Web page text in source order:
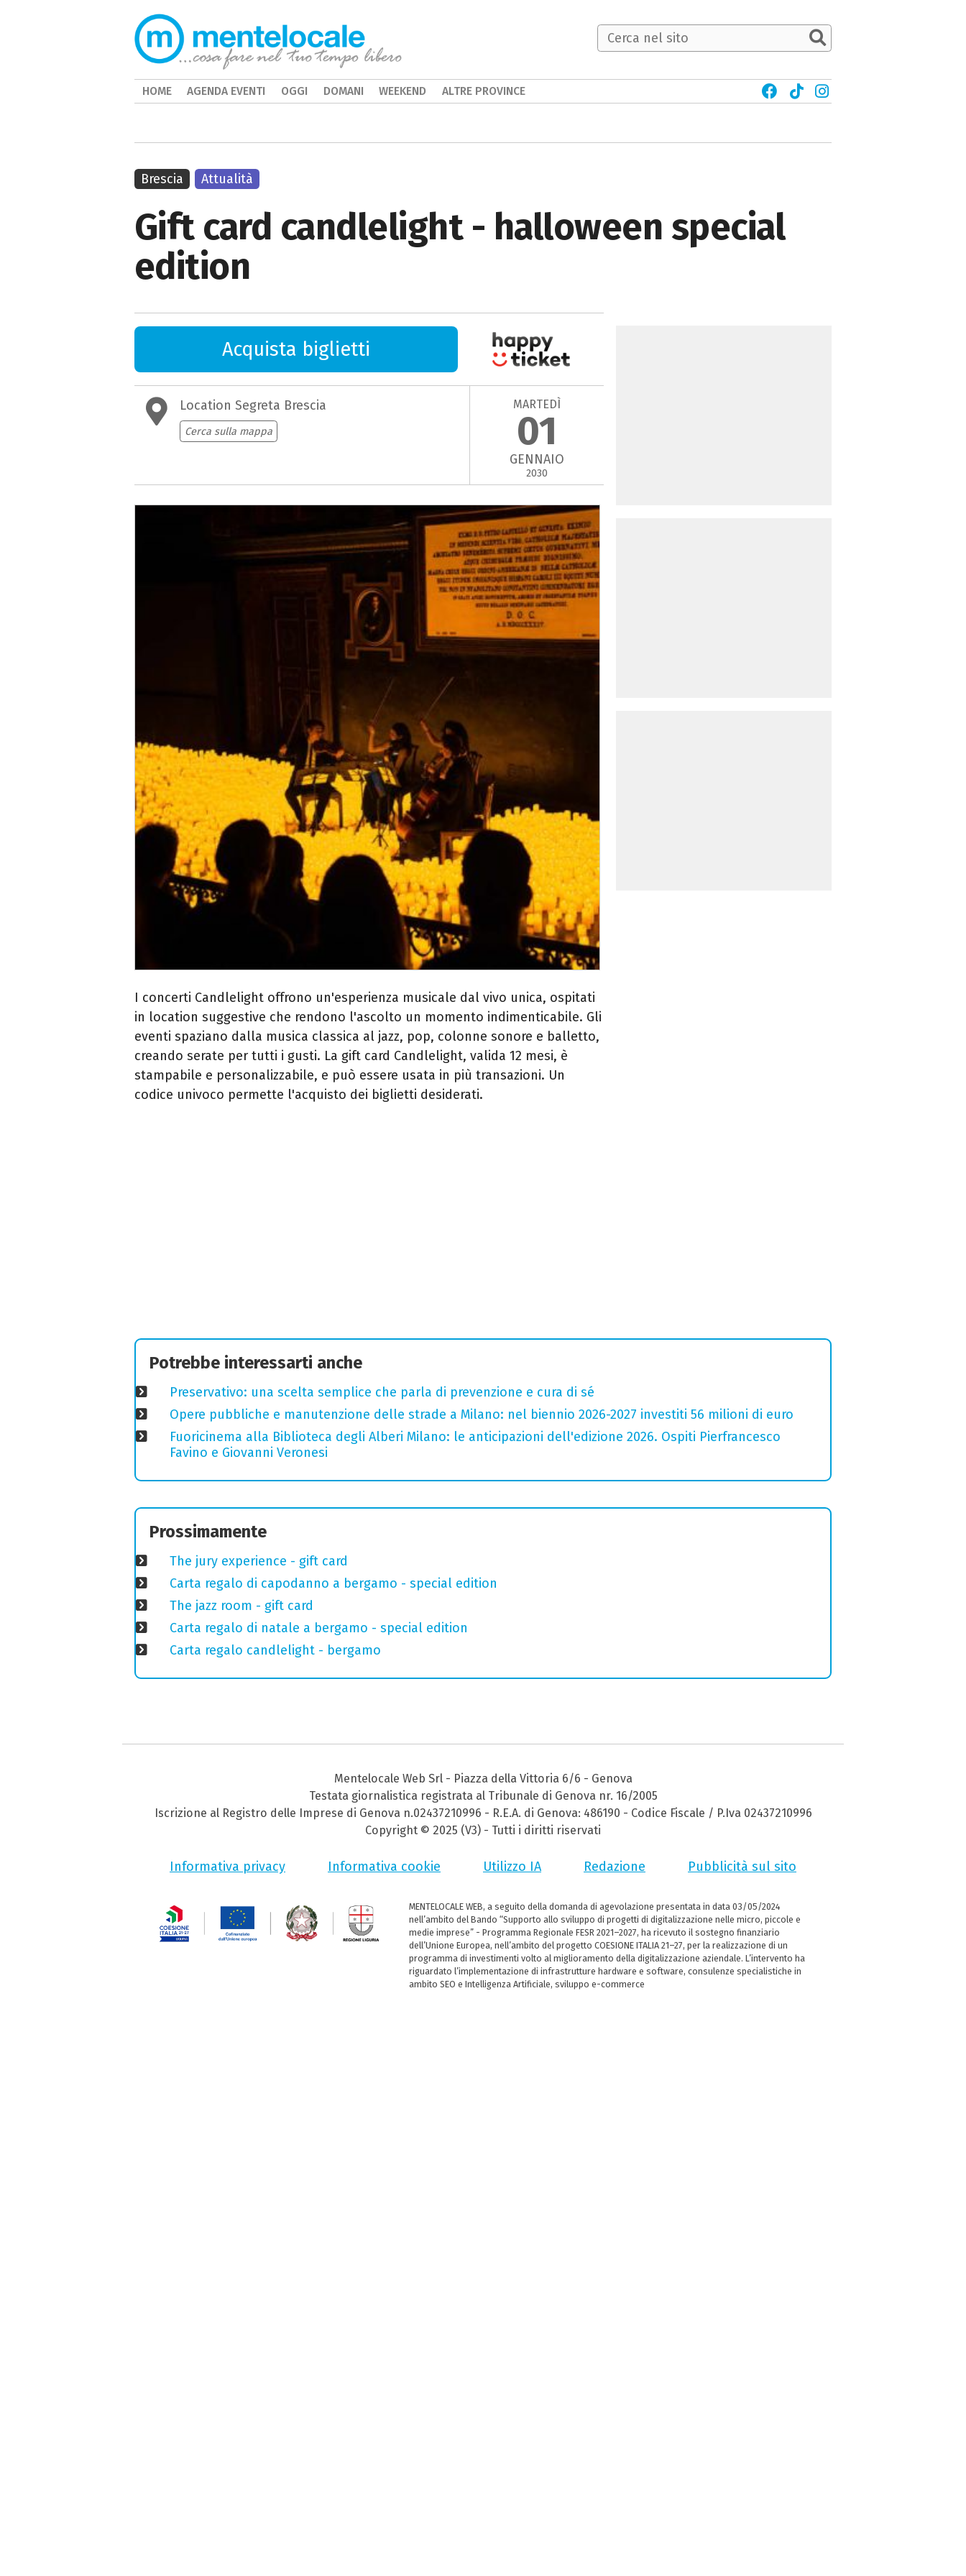
Gift card candlelight - halloween special
edition
Acquista biglietti
Location Segreta Brescia
Cerca sulla mappa
MARTEDÌ
01
GENNAIO
2030
I concerti Candlelight offrono un'esperienza musicale dal vivo unica, ospitati
in location suggestive che rendono l'ascolto un momento indimenticabile. Gli
eventi spaziano dalla musica classica al jazz, pop, colonne sonore e balletto,
creando serate per tutti i gusti. La gift card Candlelight, valida 12 mesi, è
stampabile e personalizzabile, e può essere usata in più transazioni. Un
codice univoco permette l'acquisto dei biglietti desiderati.
Brescia Attualità
Potrebbe interessarti anche
Preservativo: una scelta semplice che parla di prevenzione e cura di sé
Opere pubbliche e manutenzione delle strade a Milano: nel biennio 2026-2027 investiti 56 milioni di euro
Fuoricinema alla Biblioteca degli Alberi Milano: le anticipazioni dell'edizione 2026. Ospiti Pierfrancesco
Favino e Giovanni Veronesi
Prossimamente
The jury experience - gift card
Carta regalo di capodanno a bergamo - special edition
The jazz room - gift card
Carta regalo di natale a bergamo - special edition
Carta regalo candlelight - bergamo
HOME AGENDA EVENTI OGGI DOMANI WEEKEND ALTRE PROVINCE
Mentelocale Web Srl - Piazza della Vittoria 6/6 - Genova
Testata giornalistica registrata al Tribunale di Genova nr. 16/2005
Iscrizione al Registro delle Imprese di Genova n.02437210996 - R.E.A. di Genova: 486190 - Codice Fiscale / P.Iva 02437210996
Copyright © 2025 (V3) - Tutti i diritti riservati
Informativa privacy Informativa cookie Utilizzo IA Redazione Pubblicità sul sito
MENTELOCALE WEB, a seguito della domanda di agevolazione presentata in data 03/05/2024
nell’ambito del Bando “Supporto allo sviluppo di progetti di digitalizzazione nelle micro, piccole e
medie imprese” - Programma Regionale FESR 2021–2027, ha ricevuto il sostegno finanziario
dell’Unione Europea, nell’ambito del progetto COESIONE ITALIA 21–27, per la realizzazione di un
programma di investimenti volto al miglioramento della digitalizzazione aziendale. L’intervento ha
riguardato l’implementazione di infrastrutture hardware e software, consulenze specialistiche in
ambito SEO e Intelligenza Artificiale, sviluppo e-commerce